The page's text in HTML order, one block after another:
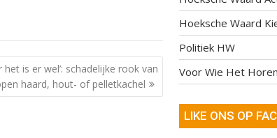
het is er wel’: schadelijke rook van
haard, hout- of pelletkachel
Hoeksche Waard
Politiek HW
Voor Wie Het
LIKE ONS OP